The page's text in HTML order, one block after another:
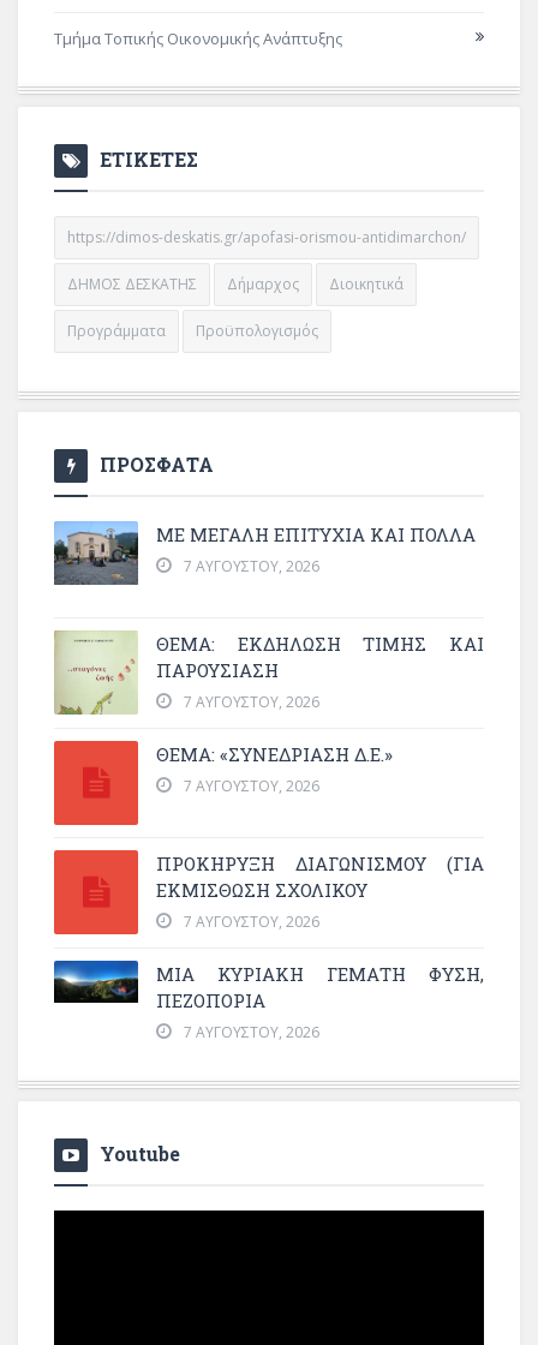
Τμήμα Τοπικής Οικονομικής Ανάπτυξης
ΕΤΙΚΕΤΕΣ
https://dimos-deskatis.gr/apofasi-orismou-antidimarchon/
ΔΗΜΟΣ ΔΕΣΚΑΤΗΣ Δήμαρχος Διοικητικά
Προγράμματα Προϋπολογισμός
ΠΡΟΣΦΑΤΑ
ΜΕ ΜΕΓΆΛΗ ΕΠΙΤΥΧΊΑ ΚΑΙ ΠΟΛΛΆ
7 ΑΥΓΟΎΣΤΟΥ, 2026
ΘΈΜΑ: ΕΚΔΉΛΩΣΗ ΤΙΜΉΣ ΚΑΙ
ΠΑΡΟΥΣΊΑΣΗ
7 ΑΥΓΟΎΣΤΟΥ, 2026
ΘΕΜΑ: «ΣΥΝΕΔΡΊΑΣΗ Δ.Ε.»
7 ΑΥΓΟΎΣΤΟΥ, 2026
ΠΡΟΚΗΡΥΞΗ ΔΙΑΓΩΝΙΣΜΟΥ (ΓΙΑ
ΕΚΜΊΣΘΩΣΗ ΣΧΟΛΙΚΟΎ
7 ΑΥΓΟΎΣΤΟΥ, 2026
ΜΙΑ ΚΥΡΙΑΚΉ ΓΕΜΆΤΗ ΦΎΣΗ,
ΠΕΖΟΠΟΡΊΑ
7 ΑΥΓΟΎΣΤΟΥ, 2026
Youtube